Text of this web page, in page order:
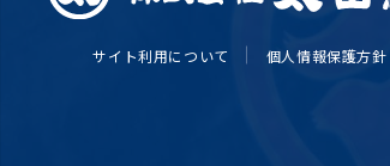
サイト利用について 個人情報保護方針